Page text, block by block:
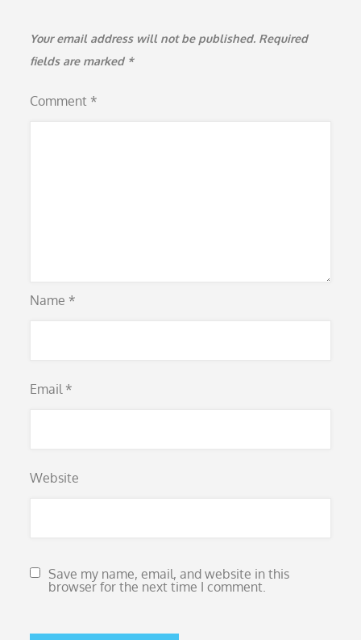
Your email address will not be published. Required
fields are marked *
Comment *
Name *
Email *
Website
Save my name, email, and website in this
browser for the next time I comment.